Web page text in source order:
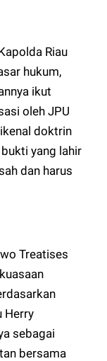
Riau
hukum,
ikut
oleh JPU
doktrin
yang lahir
dan harus
Treatises
Herry
sebagai
bersama